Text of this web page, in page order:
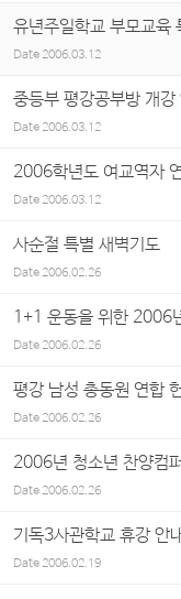
유년주일학교 부모교육
Date 2006.03.12
중등부 평강공부방 개강
Date2006.03.12
2006학년도 여교역자
Date2006.03.12
사순절 특별 새벽기도
Date2006.02.26
1+1 운동을 위한 2006
Date2006.02.26
평강 남성 총동원 연합
Date2006.02.26
2006년 청소년 찬양컴
Date2006.02.26
기독3사관학교 휴강 안
Date2006.02.19